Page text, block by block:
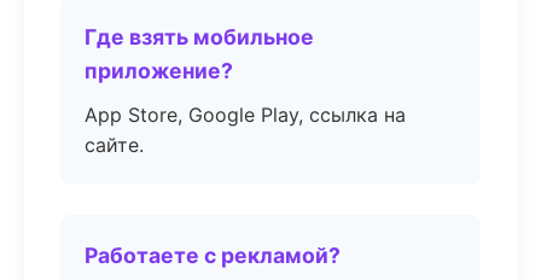
Где взять мобильное
приложение?
App Store, Google Play, ссылка на
сайте.
Работаете с рекламой?